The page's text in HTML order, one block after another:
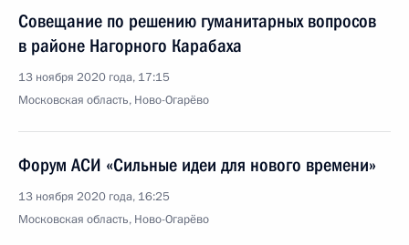
Совещание по решению гуманитарных вопросов
в районе Нагорного Карабаха
13 ноября 2020 года, 17:15
Московская область, Ново-Огарёво
Форум АСИ «Сильные идеи для нового времени»
13 ноября 2020 года, 16:25
Московская область, Ново-Огарёво